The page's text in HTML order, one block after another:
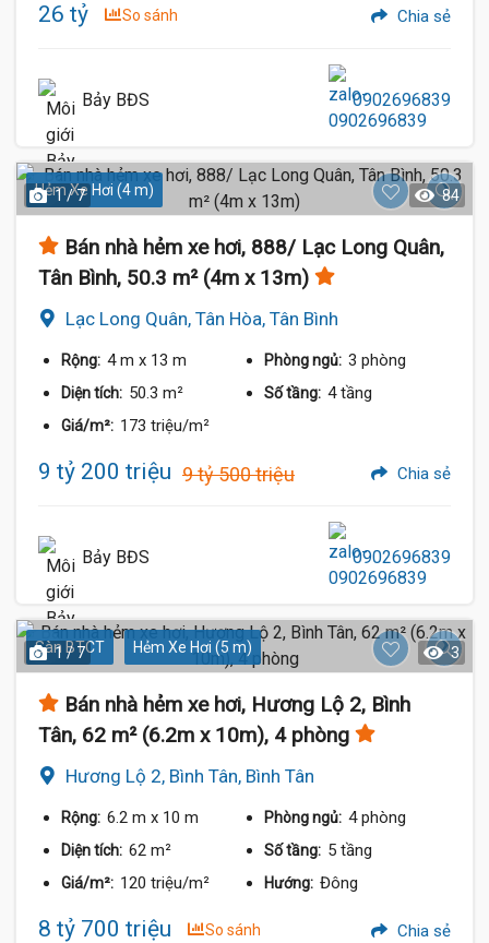
26 tỷ So sánh Chia sẻ
Bảy BĐS 0902696839
Hẻm Xe Hơi (4 m)
1 / 7 84
Bán nhà hẻm xe hơi, 888/ Lạc Long Quân,
Tân Bình, 50.3 m² (4m x 13m)
Lạc Long Quân, Tân Hòa, Tân Bình
Rộng: 4 m x 13 m Phòng ngủ: 3 phòng
Diện tích: 50.3 m² Số tầng: 4 tầng
Giá/m²: 173 triệu/m²
9 tỷ 200 triệu 9 tỷ 500 triệu Chia sẻ
Bảy BĐS 0902696839
Sàn BTCT Hẻm Xe Hơi (5 m)
1 / 7 3
Bán nhà hẻm xe hơi, Hương Lộ 2, Bình
Tân, 62 m² (6.2m x 10m), 4 phòng
Hương Lộ 2, Bình Tân, Bình Tân
Rộng: 6.2 m x 10 m Phòng ngủ: 4 phòng
Diện tích: 62 m² Số tầng: 5 tầng
Giá/m²: 120 triệu/m² Hướng: Đông
8 tỷ 700 triệu So sánh Chia sẻ